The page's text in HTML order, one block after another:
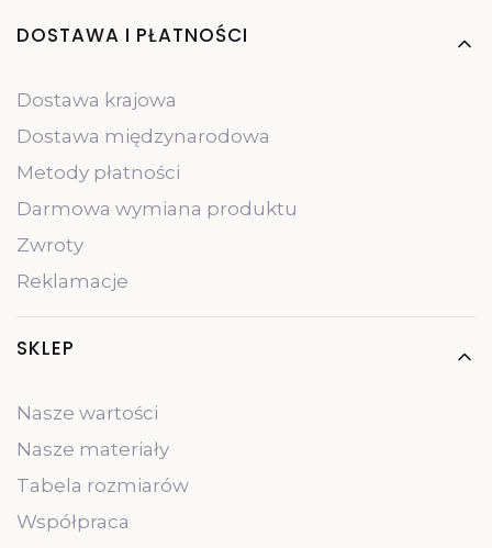
Linki w stopce
DOSTAWA I PŁATNOŚCI
Dostawa krajowa
Dostawa międzynarodowa
Metody płatności
Darmowa wymiana produktu
Zwroty
Reklamacje
SKLEP
Nasze wartości
Nasze materiały
Tabela rozmiarów
Współpraca